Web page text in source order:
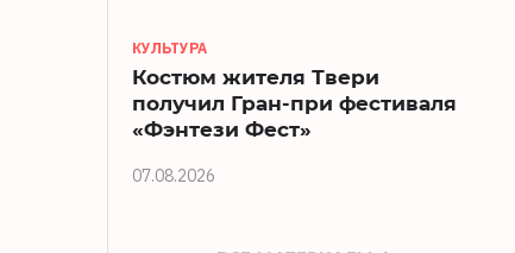
КУЛЬТУРА
Костюм жителя Твери
получил Гран-при фестиваля
«Фэнтези Фест»
07.08.2026